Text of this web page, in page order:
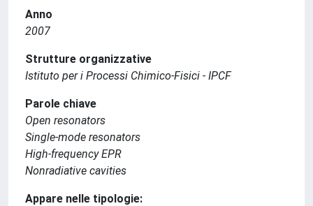
Anno
2007
Strutture organizzative
Istituto per i Processi Chimico-Fisici - IPCF
Parole chiave
Open resonators
Single-mode resonators
High-frequency EPR
Nonradiative cavities
Appare nelle tipologie: